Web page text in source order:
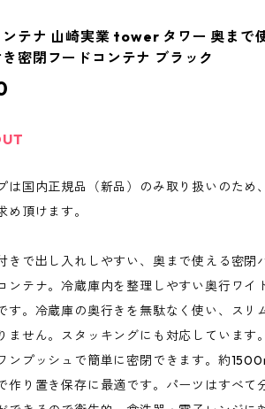
ンテナ 山崎実業 tower タワー 奥まで
密閉フードコンテナ ブラック
は国内正規品（新品）のみ取り扱いのため
め頂けます。
きで出し入れしやすい、奥まで使える密閉
ンテナ。冷蔵庫内を整理しやすい奥行ワイ
す。冷蔵庫の奥行きを無駄なく使い、スリ
ません。スタッキングにも対応しています。
ンプッシュで簡単に密閉できます。約
作り置き保存に最適です。パーツはすべて